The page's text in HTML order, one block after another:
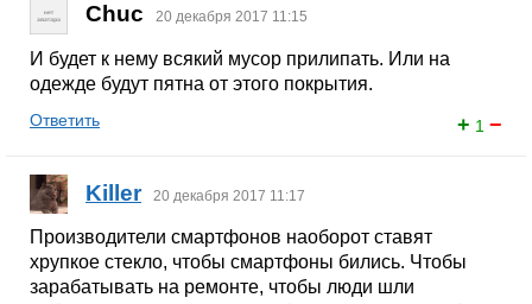
Chuc 20 декабря 2017 11:15
И будет к нему всякий мусор прилипать. Или на
одежде будут пятна от этого покрытия.
+ 1 −
Ответить
Killer 20 декабря 2017 11:17
Производители смартфонов наоборот ставят
хрупкое стекло, чтобы смартфоны бились. Чтобы
зарабатывать на ремонте, чтобы люди шли